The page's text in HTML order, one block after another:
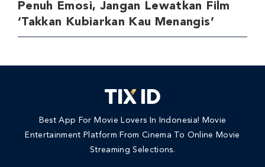
Penuh Emosi, Jangan Lewatkan Film
‘Takkan Kubiarkan Kau Menangis’
Best App For Movie Lovers In Indonesia! Movie
Entertainment Platform From Cinema To Online Movie
Streaming Selections.